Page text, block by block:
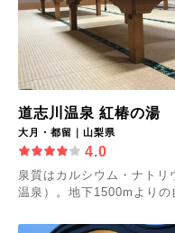
道志川温泉 紅椿の湯
大月・都留｜山梨県
4.0
泉質はカルシウム・ナト
温泉）。地下1500mよりの